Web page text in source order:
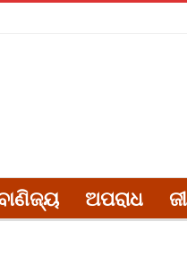
ଅପରାଧ